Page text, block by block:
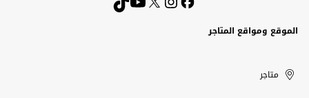
الموقع ومواقع المتاجر
United
Arab
Kuwait
الإمارات
العربية
الكويت
متاجر